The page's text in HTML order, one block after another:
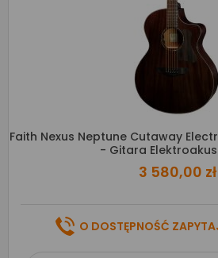
Faith Nexus Neptune Cutaway
- Gitara
3 580,00 zł
O DOSTĘPNOŚĆ